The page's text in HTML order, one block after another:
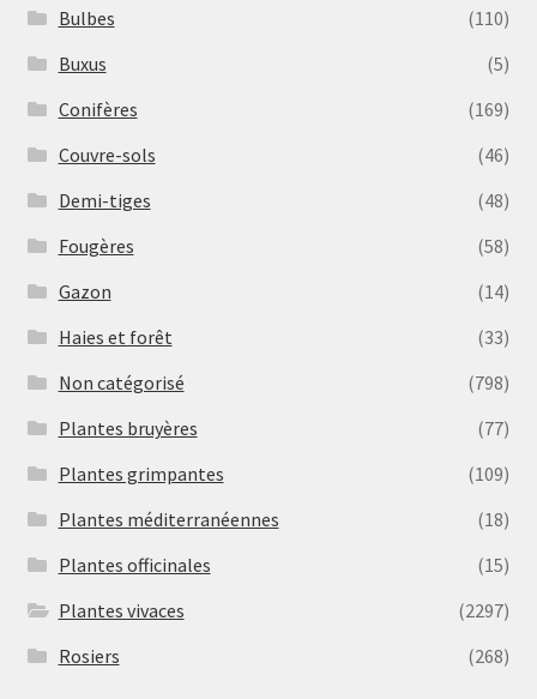
Bulbes
(110)
Buxus
(5)
Conifères
(169)
Couvre-sols
(46)
Demi-tiges
(48)
Fougères
(58)
Gazon
(14)
Haies et forêt
(33)
Non catégorisé
(798)
Plantes bruyères
(77)
Plantes grimpantes
(109)
Plantes méditerranéennes
(18)
Plantes officinales
(15)
Plantes vivaces
(2297)
Rosiers
(268)